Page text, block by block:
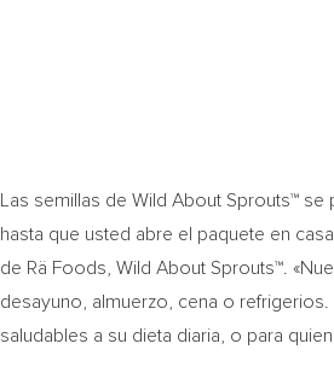
Las semillas de Wild About Sprouts™
hasta que usted abre el paquete en
de Rä Foods, Wild About Sprouts™.
desayuno, almuerzo, cena o
saludables a su dieta diaria, o para